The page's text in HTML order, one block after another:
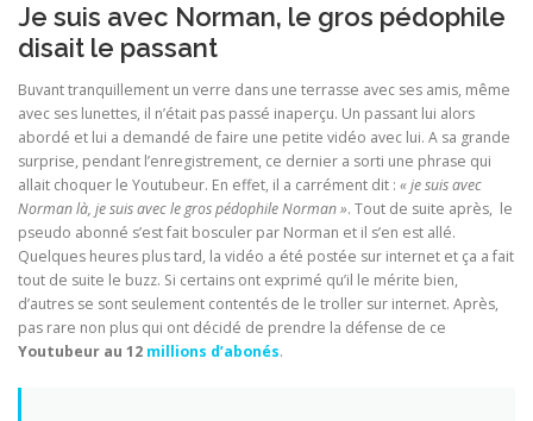
Je suis avec Norman, le gros pédophile
disait le passant
Buvant tranquillement un verre dans une terrasse avec ses amis, même
avec ses lunettes, il n’était pas passé inaperçu. Un passant lui alors
abordé et lui a demandé de faire une petite vidéo avec lui. A sa grande
surprise, pendant l’enregistrement, ce dernier a sorti une phrase qui
allait choquer le Youtubeur. En effet, il a carrément dit : « je suis avec
Norman là, je suis avec le gros pédophile Norman ». Tout de suite après, le
pseudo abonné s’est fait bosculer par Norman et il s’en est allé.
Quelques heures plus tard, la vidéo a été postée sur internet et ça a fait
tout de suite le buzz. Si certains ont exprimé qu’il le mérite bien,
d’autres se sont seulement contentés de le troller sur internet. Après,
pas rare non plus qui ont décidé de prendre la défense de ce
Youtubeur au 12 millions d’abonés.